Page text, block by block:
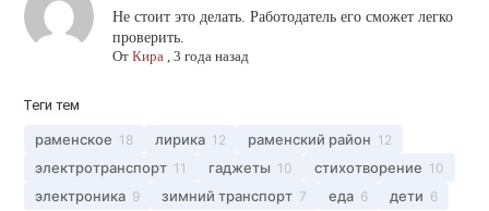
Не стоит это делать. Работодатель его сможет легко
проверить.
От Кира, 3 года назад
Теги тем
раменское 18 лирика 12 раменский район 12
электротранспорт 11 гаджеты 10 стихотворение 10
электроника 9 зимний транспорт 7 еда 6 дети 6